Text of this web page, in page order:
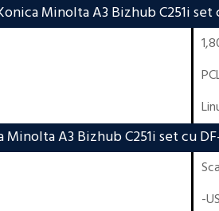
Minolta A3 Bizhub C251i set
A3 Bizhub C251i set cu
-